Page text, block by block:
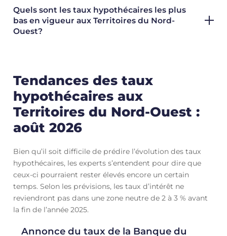
Quels sont les taux hypothécaires les plus
bas en vigueur aux Territoires du Nord-
Ouest?
Tendances des taux
hypothécaires aux
Territoires du Nord-Ouest :
août 2026
Bien qu’il soit difficile de prédire l’évolution des taux
hypothécaires, les experts s’entendent pour dire que
ceux-ci pourraient rester élevés encore un certain
temps. Selon les prévisions, les taux d’intérêt ne
reviendront pas dans une zone neutre de 2 à 3 % avant
la fin de l’année 2025.
Annonce du taux de la Banque du